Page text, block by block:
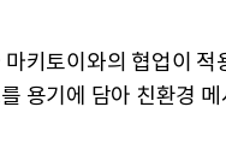
키토이와의 협업이 적
용기에 담아 친환경